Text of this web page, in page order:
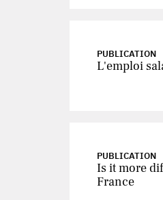
PUBLICATION
L'emploi
PUBLICATION
Is it more
France